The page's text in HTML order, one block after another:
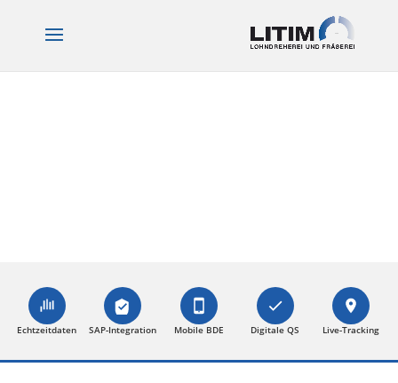
Echtzeitdaten SAP-Integration Mobile BDE Digitale QS Live-Tracking